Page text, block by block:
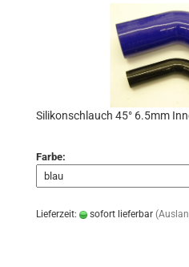
Silikonschlauch 45° 6.5mm
Farbe:
Lieferzeit: sofort lieferbar